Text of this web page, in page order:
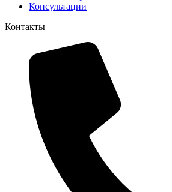
Консультации
Контакты